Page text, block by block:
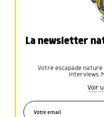
La newsletter
Votre escapade
interviews,
Voir